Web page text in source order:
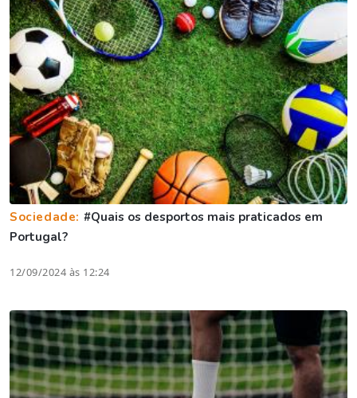
Sociedade: #Quais os desportos mais praticados em
Portugal?
12/09/2024 às 12:24